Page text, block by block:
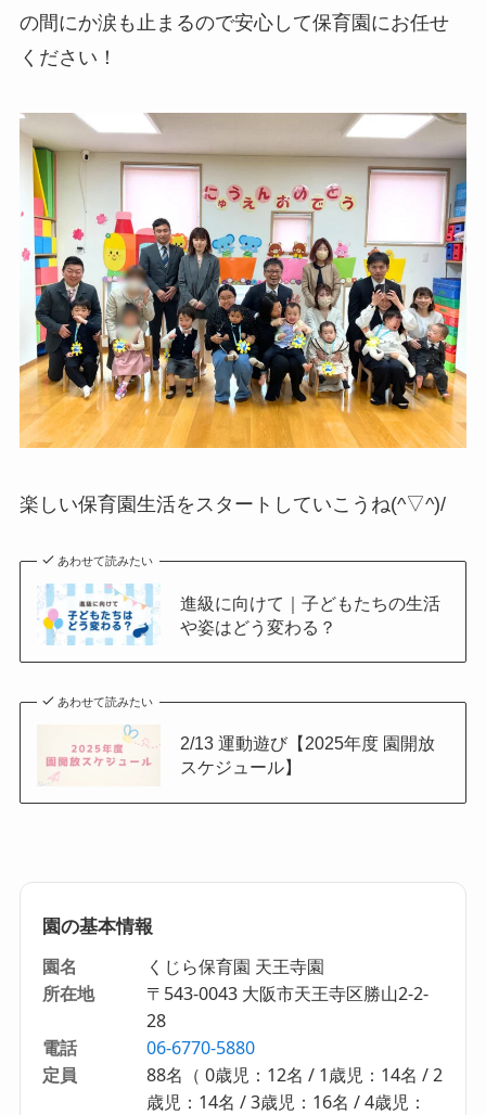
の間にか涙も止まるので安心して保育園にお任せ
ください！
楽しい保育園生活をスタートしていこうね(^▽^)/
あわせて読みたい
進級に向けて｜子どもたちの生活
や姿はどう変わる？
あわせて読みたい
2/13 運動遊び【2025年度 園開放
スケジュール】
園の基本情報
園名
くじら保育園 天王寺園
所在地
〒543-0043 大阪市天王寺区勝山2-2-
28
電話
06-6770-5880
定員
88名（ 0歳児：12名 / 1歳児：14名 / 2
歳児：14名 / 3歳児：16名 / 4歳児：